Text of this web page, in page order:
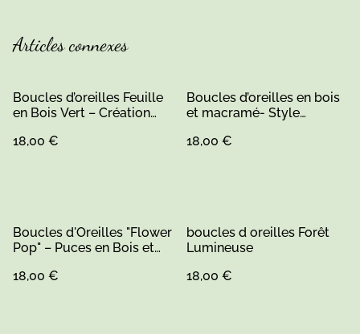
Articles connexes
Boucles d’oreilles Feuille
en Bois Vert – Création
18,00 €
Boucles d’oreilles en bois
et macramé- Style
18,00 €
Boucles d'Oreilles "Flower
Pop" – Puces en Bois et
18,00 €
boucles d oreilles Forêt
Lumineuse
18,00 €